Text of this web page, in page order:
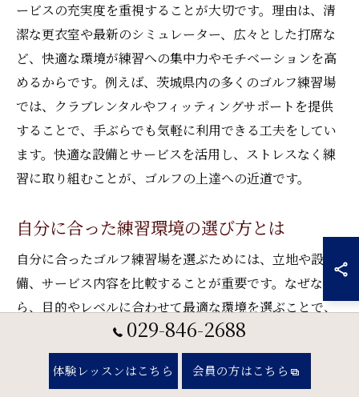
ービスの充実度を重視することが大切です。理由は、清
潔な更衣室や最新のシミュレーター、広々とした打席な
ど、快適な環境が練習への集中力やモチベーションを高
めるからです。例えば、茨城県内の多くのゴルフ練習場
では、クラブレンタルやフィッティングサポートを提供
することで、手ぶらでも気軽に利用できる工夫をしてい
ます。快適な設備とサービスを活用し、ストレスなく練
習に取り組むことが、ゴルフの上達への近道です。
自分に合った練習環境の選び方とは
自分に合ったゴルフ練習場を選ぶためには、立地や設
備、サービス内容を比較することが重要です。なぜな
ら、目的やレベルに合わせて最適な環境を選ぶことで、
効率よくスキルアップできるからです。例えば、初心者
ならプロのレッスンが充実している施設、中・上級者な
ら広いドライビングレンジやシミュレーター完備の練習
029-846-2688
体験レッスンはこちら 会員の方はこちら